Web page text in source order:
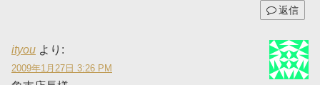
返信
ityou より:
2009年1月27日 3:26 PM